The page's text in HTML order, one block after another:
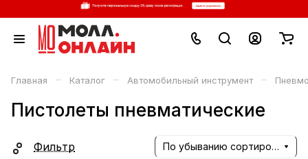
Главная – Каталог – Автомобильный инструмент –
Пистолеты пневматические
Фильтр По убыванию сортировки